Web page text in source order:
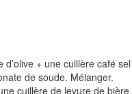
+ une cuillère café sel
de soude. Mélanger.
cuillère de levure de bière.